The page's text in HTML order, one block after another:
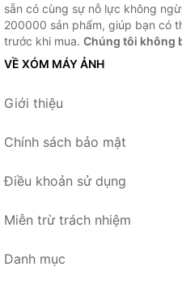
sẵn có cùng sự nỗ lực không
200000 sản phẩm, giúp bạn có
trước khi mua. Chúng tôi không
VỀ XÓM MÁY ẢNH
Giới thiệu
Chính sách bảo mật
Điều khoản sử dụng
Miễn trừ trách nhiệm
Danh mục